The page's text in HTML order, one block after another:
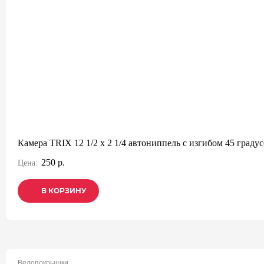
Камера TRIX 12 1/2 x 2 1/4 автониппель с изгибом 45
Цена: 250 р.
В КОРЗИНУ
В КОРЗИНУ
В КОРЗИНУ